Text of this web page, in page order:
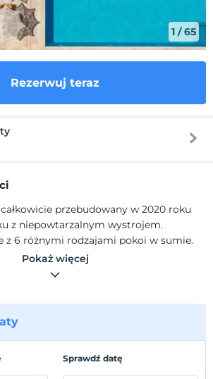
1 /65
Rezerwuj teraz
przebudowany w 2020 roku
z niepowtarzalnym wystrojem.
z 6 różnymi rodzajami pokoi w sumie.
jest bardzo wrażliwy na zasady Covid,
podróży poślubnych par i tych,
dania a la carte z szeroką gamą opcji
z 6 różnymi rodzajami pokoi w sumie.
Pokaż więcej
Sprawdź datę